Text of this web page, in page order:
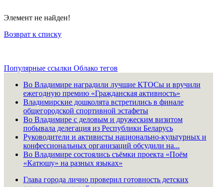
Элемент не найден!
Возврат к списку
Популярные ссылки Облако тегов
Во Владимире наградили лучшие КТОСы и вручили
ежегодную премию «Гражданская активность»
Владимирские дошколята встретились в финале
общегородской спортивной эстафеты
Во Владимире с деловым и дружеским визитом
побывала делегация из Республики Беларусь
Руководители и активисты национально-культурных и
конфессиональных организаций обсудили на...
Во Владимире состоялись съёмки проекта «Поём
«Катюшу» на разных языках»
Глава города лично проверил готовность детских